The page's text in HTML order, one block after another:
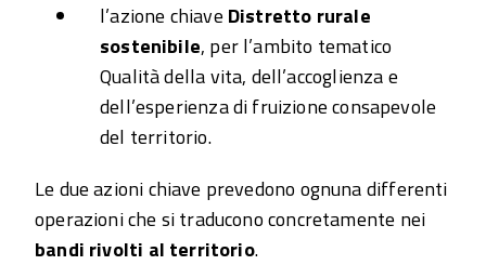
l’azione chiave Distretto rurale
sostenibile, per l’ambito tematico
Qualità della vita, dell’accoglienza e
dell’esperienza di fruizione consapevole
del territorio.
Le due azioni chiave prevedono ognuna differenti
operazioni che si traducono concretamente nei
bandi rivolti al territorio.